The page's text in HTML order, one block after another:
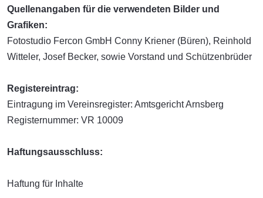
Quellenangaben für die verwendeten Bilder und
Grafiken:
Fotostudio Fercon GmbH Conny Kriener (Büren), Reinhold
Witteler, Josef Becker, sowie Vorstand und Schützenbrüder
Registereintrag:
Eintragung im Vereinsregister: Amtsgericht Arnsberg
Registernummer: VR 10009
Haftungsausschluss:
Haftung für Inhalte